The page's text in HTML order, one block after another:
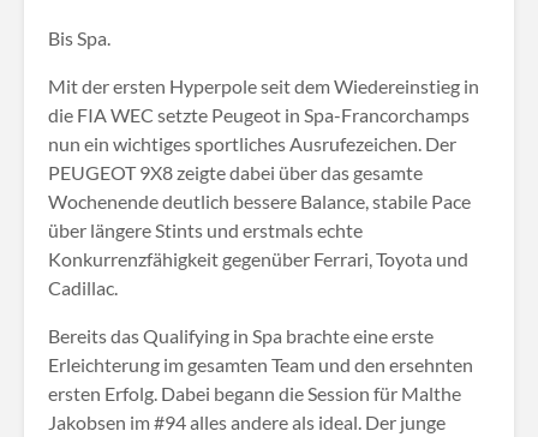
Bis Spa.
Mit der ersten Hyperpole seit dem Wiedereinstieg in
die FIA WEC setzte Peugeot in Spa-Francorchamps
nun ein wichtiges sportliches Ausrufezeichen. Der
PEUGEOT 9X8 zeigte dabei über das gesamte
Wochenende deutlich bessere Balance, stabile Pace
über längere Stints und erstmals echte
Konkurrenzfähigkeit gegenüber Ferrari, Toyota und
Cadillac.
Bereits das Qualifying in Spa brachte eine erste
Erleichterung im gesamten Team und den ersehnten
ersten Erfolg. Dabei begann die Session für Malthe
Jakobsen im #94 alles andere als ideal. Der junge